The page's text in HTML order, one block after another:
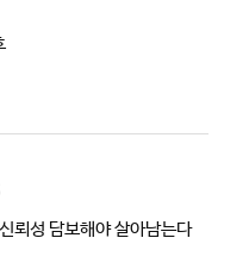
뢰성 담보해야 살아남는다